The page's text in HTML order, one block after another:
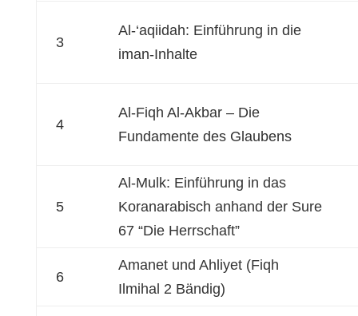
3
Al-‘aqiidah: Einführung in die
iman-Inhalte
4
Al-Fiqh Al-Akbar – Die
Fundamente des Glaubens
5
Al-Mulk: Einführung in das
Koranarabisch anhand der Sure
67 “Die Herrschaft”
6
Amanet und Ahliyet (Fiqh
Ilmihal 2 Bändig)